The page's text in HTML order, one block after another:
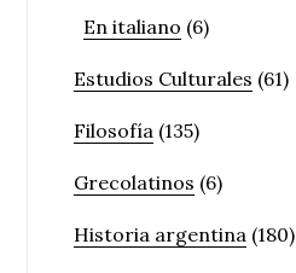
En italiano (6)
Estudios Culturales (61)
Filosofía (135)
Grecolatinos (6)
Historia argentina (180)